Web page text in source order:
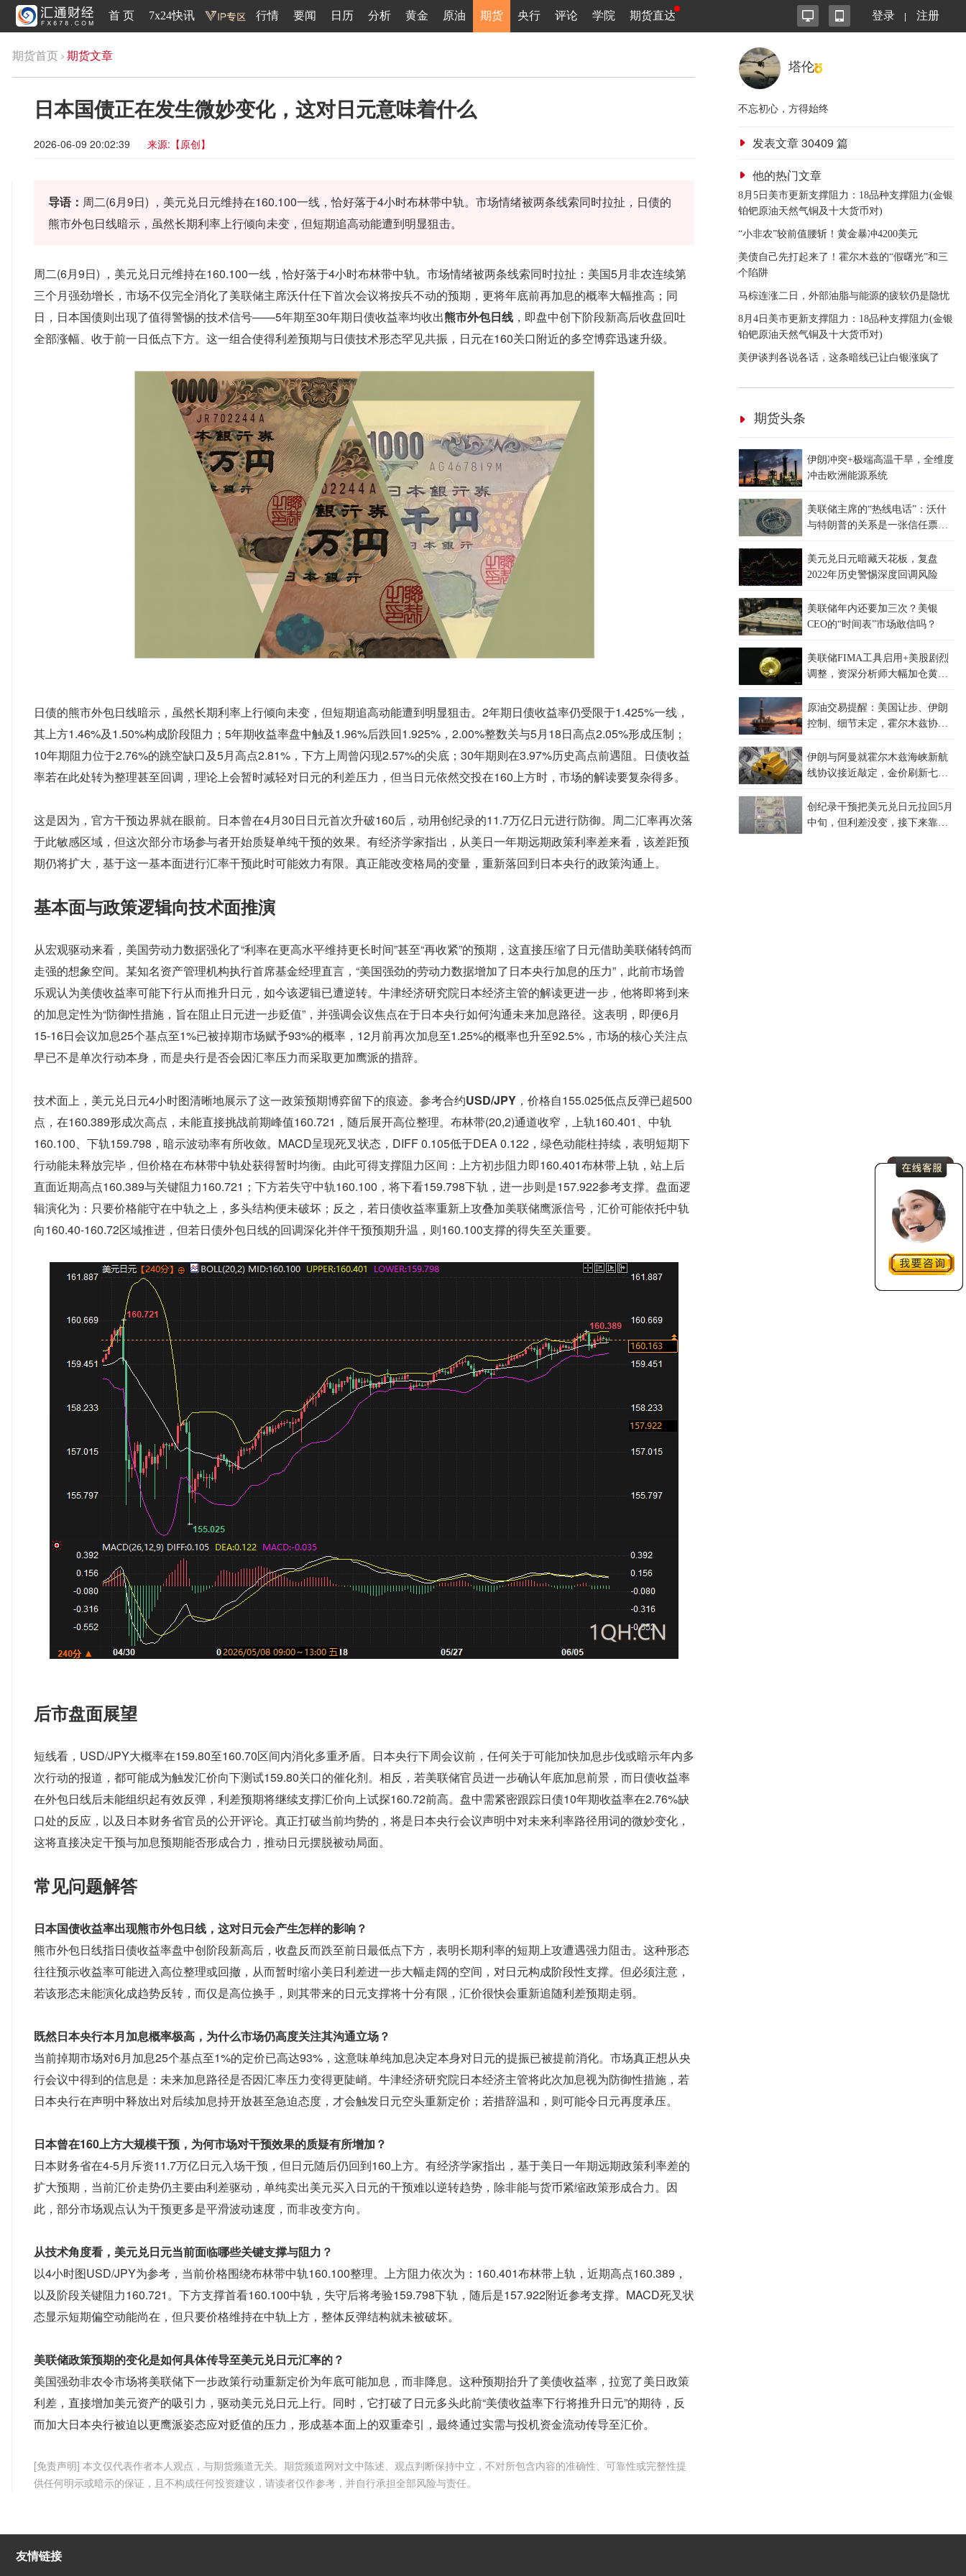
首 页 7x24快讯 行情 要闻 日历 分析 黄金 原油 期货 央行 评论 学院 期货直达 登录 注册
期货首页 期货文章
日本国债正在发生微妙变化，这对日元意味着什么
2026-06-09 20:02:39 来源:【原创】
导语： 周二(6月9日) ，美元兑日元维持在160.100一线，恰好落于4小时布林带中轨。市场情绪被两条线索同时拉扯，日债的
熊市外包日线暗示，虽然长期利率上行倾向未变，但短期追高动能遭到明显狙击。
周二(6月9日) ，美元兑日元维持在160.100一线，恰好落于4小时布林带中轨。市场情绪被两条线索同时拉扯：美国5月非农连续第
三个月强劲增长，市场不仅完全消化了美联储主席沃什任下首次会议将按兵不动的预期，更将年底前再加息的概率大幅推高；同
日，日本国债则出现了值得警惕的技术信号——5年期至30年期日债收益率均收出熊市外包日线 ，即盘中创下阶段新高后收盘回吐
全部涨幅、收于前一日低点下方。这一组合使得利差预期与日债技术形态罕见共振，日元在160关口附近的多空博弈迅速升级。
日债的熊市外包日线暗示，虽然长期利率上行倾向未变，但短期追高动能遭到明显狙击。2年期日债收益率仍受限于1.425%一线，
其上方1.46%及1.50%构成阶段阻力；5年期收益率盘中触及1.96%后跌回1.925%，2.00%整数关与5月18日高点2.05%形成压制；
10年期阻力位于2.76%的跳空缺口及5月高点2.81%，下方上周曾闪现2.57%的尖底；30年期则在3.97%历史高点前遇阻。日债收益
率若在此处转为整理甚至回调，理论上会暂时减轻对日元的利差压力，但当日元依然交投在160上方时，市场的解读要复杂得多。
这是因为，官方干预边界就在眼前。日本曾在4月30日日元首次升破160后，动用创纪录的11.7万亿日元进行防御。周二汇率再次落
于此敏感区域，但这次部分市场参与者开始质疑单纯干预的效果。有经济学家指出，从美日一年期远期政策利率差来看，该差距预
期仍将扩大，基于这一基本面进行汇率干预此时可能效力有限。真正能改变格局的变量，重新落回到日本央行的政策沟通上。
基本面与政策逻辑向技术面推演
从宏观驱动来看，美国劳动力数据强化了“利率在更高水平维持更长时间”甚至“再收紧”的预期，这直接压缩了日元借助美联储转鸽而
走强的想象空间。某知名资产管理机构执行首席基金经理直言，“美国强劲的劳动力数据增加了日本央行加息的压力”，此前市场曾
乐观认为美债收益率可能下行从而推升日元，如今该逻辑已遭逆转。牛津经济研究院日本经济主管的解读更进一步，他将即将到来
的加息定性为“防御性措施，旨在阻止日元进一步贬值”，并强调会议焦点在于日本央行如何沟通未来加息路径。这表明，即便6月
15-16日会议加息25个基点至1%已被掉期市场赋予93%的概率，12月前再次加息至1.25%的概率也升至92.5%，市场的核心关注点
早已不是单次行动本身，而是央行是否会因汇率压力而采取更加鹰派的措辞。
技术面上，美元兑日元4小时图清晰地展示了这一政策预期博弈留下的痕迹。参考合约USD/JPY ，价格自155.025低点反弹已超500
点，在160.389形成次高点，未能直接挑战前期峰值160.721，随后展开高位整理。布林带(20,2)通道收窄，上轨160.401、中轨
160.100、下轨159.798，暗示波动率有所收敛。MACD呈现死叉状态，DIFF 0.105低于DEA 0.122，绿色动能柱持续，表明短期下
行动能未释放完毕，但价格在布林带中轨处获得暂时均衡。由此可得支撑阻力区间：上方初步阻力即160.401布林带上轨，站上后
直面近期高点160.389与关键阻力160.721；下方若失守中轨160.100，将下看159.798下轨，进一步则是157.922参考支撑。盘面逻
辑演化为：只要价格能守在中轨之上，多头结构便未破坏；反之，若日债收益率重新上攻叠加美联储鹰派信号，汇价可能依托中轨
向160.40-160.72区域推进，但若日债外包日线的回调深化并伴干预预期升温，则160.100支撑的得失至关重要。
后市盘面展望
短线看，USD/JPY大概率在159.80至160.70区间内消化多重矛盾。日本央行下周会议前，任何关于可能加快加息步伐或暗示年内多
次行动的报道，都可能成为触发汇价向下测试159.80关口的催化剂。相反，若美联储官员进一步确认年底加息前景，而日债收益率
在外包日线后未能组织起有效反弹，利差预期将继续支撑汇价向上试探160.72前高。盘中需紧密跟踪日债10年期收益率在2.76%缺
口处的反应，以及日本财务省官员的公开评论。真正打破当前均势的，将是日本央行会议声明中对未来利率路径用词的微妙变化，
这将直接决定干预与加息预期能否形成合力，推动日元摆脱被动局面。
常见问题解答
日本国债收益率出现熊市外包日线，这对日元会产生怎样的影响？
熊市外包日线指日债收益率盘中创阶段新高后，收盘反而跌至前日最低点下方，表明长期利率的短期上攻遭遇强力阻击。这种形态
往往预示收益率可能进入高位整理或回撤，从而暂时缩小美日利差进一步大幅走阔的空间，对日元构成阶段性支撑。但必须注意，
若该形态未能演化成趋势反转，而仅是高位换手，则其带来的日元支撑将十分有限，汇价很快会重新追随利差预期走弱。
既然日本央行本月加息概率极高，为什么市场仍高度关注其沟通立场？
当前掉期市场对6月加息25个基点至1%的定价已高达93%，这意味单纯加息决定本身对日元的提振已被提前消化。市场真正想从央
行会议中得到的信息是：未来加息路径是否因汇率压力变得更陡峭。牛津经济研究院日本经济主管将此次加息视为防御性措施，若
日本央行在声明中释放出对后续加息持开放甚至急迫态度，才会触发日元空头重新定价；若措辞温和，则可能令日元再度承压。
日本曾在160上方大规模干预，为何市场对干预效果的质疑有所增加？
日本财务省在4-5月斥资11.7万亿日元入场干预，但日元随后仍回到160上方。有经济学家指出，基于美日一年期远期政策利率差的
扩大预期，当前汇价走势仍主要由利差驱动，单纯卖出美元买入日元的干预难以逆转趋势，除非能与货币紧缩政策形成合力。因
此，部分市场观点认为干预更多是平滑波动速度，而非改变方向。
从技术角度看，美元兑日元当前面临哪些关键支撑与阻力？
以4小时图USD/JPY为参考，当前价格围绕布林带中轨160.100整理。上方阻力依次为：160.401布林带上轨，近期高点160.389，
以及阶段关键阻力160.721。下方支撑首看160.100中轨，失守后将考验159.798下轨，随后是157.922附近参考支撑。MACD死叉状
态显示短期偏空动能尚在，但只要价格维持在中轨上方，整体反弹结构就未被破坏。
美联储政策预期的变化是如何具体传导至美元兑日元汇率的？
美国强劲非农令市场将美联储下一步政策行动重新定价为年底可能加息，而非降息。这种预期抬升了美债收益率，拉宽了美日政策
利差，直接增加美元资产的吸引力，驱动美元兑日元上行。同时，它打破了日元多头此前“美债收益率下行将推升日元”的期待，反
而加大日本央行被迫以更鹰派姿态应对贬值的压力，形成基本面上的双重牵引，最终通过实需与投机资金流动传导至汇价。
[免责声明] 本文仅代表作者本人观点，与期货频道无关。期货频道网对文中陈述、观点判断保持中立，不对所包含内容的准确性、可靠性或完整性提
供任何明示或暗示的保证，且不构成任何投资建议，请读者仅作参考，并自行承担全部风险与责任。
塔伦
不忘初心，方得始终
发表文章30409 篇
他的热门文章
8月5日美市更新支撑阻力：18品种支撑阻力(金银
铂钯原油天然气铜及十大货币对)
“小非农”较前值腰斩！黄金暴冲4200美元
美债自己先打起来了！霍尔木兹的“假曙光”和三
个陷阱
马棕连涨二日，外部油脂与能源的疲软仍是隐忧
8月4日美市更新支撑阻力：18品种支撑阻力(金银
铂钯原油天然气铜及十大货币对)
美伊谈判各说各话，这条暗线已让白银涨疯了
期货头条
伊朗冲突+极端高温干旱，全维度
冲击欧洲能源系统
美联储主席的“热线电话”：沃什
与特朗普的关系是一张信任票还
美元兑日元暗藏天花板，复盘
2022年历史警惕深度回调风险
美联储年内还要加三次？美银
CEO的“时间表”市场敢信吗？
美联储FIMA工具启用+美股剧烈
调整，资深分析师大幅加仓黄金
原油交易提醒：美国让步、伊朗
控制、细节未定，霍尔木兹协议
伊朗与阿曼就霍尔木兹海峡新航
线协议接近敲定，金价刷新七周
创纪录干预把美元兑日元拉回5月
中旬，但利差没变，接下来靠什
友情链接